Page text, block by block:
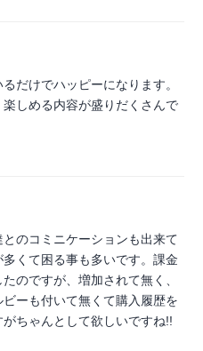
だけでハッピーになります。
しめる内容が盛りだくさんで
のコミニケーションも出来て
くて困る事も多いです。課金
のですが、増加されて無く、
ーも付いて無くて購入履歴を
ちゃんとして欲しいですね!!